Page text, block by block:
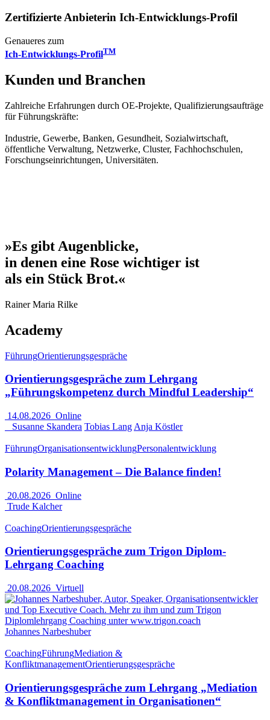
Zertifizierte Anbieterin Ich-Entwicklungs-Profil
Genaueres zum
Ich-Entwicklungs-ProfilTM­
Kunden und Branchen
Zahlreiche Erfahrungen durch OE-Projekte, Qualifizierungsaufträge
für Führungskräfte:
Industrie, Gewerbe, Banken, Gesundheit, Sozialwirtschaft,
öffentliche Verwaltung, Netzwerke, Cluster, Fachhochschulen,
Forschungseinrichtungen, Universitäten.
»Es gibt Augenblicke,
in denen eine Rose wichtiger ist
als ein Stück Brot.«
Rainer Maria Rilke
Academy
FührungOrientierungsgespräche
Orientierungsgespräche zum Lehrgang
„Führungskompetenz durch Mindful Leadership“
14.08.2026 Online
Susanne Skandera Tobias Lang Anja Köstler
FührungOrganisationsentwicklungPersonalentwicklung
Polarity Management – Die Balance finden!
20.08.2026 Online
Trude Kalcher
CoachingOrientierungsgespräche
Orientierungsgespräche zum Trigon Diplom-
Lehrgang Coaching
20.08.2026 Virtuell
Johannes Narbeshuber
CoachingFührungMediation &
KonfliktmanagementOrientierungsgespräche
Orientierungsgespräche zum Lehrgang „Mediation
& Konfliktmanagement in Organisationen“